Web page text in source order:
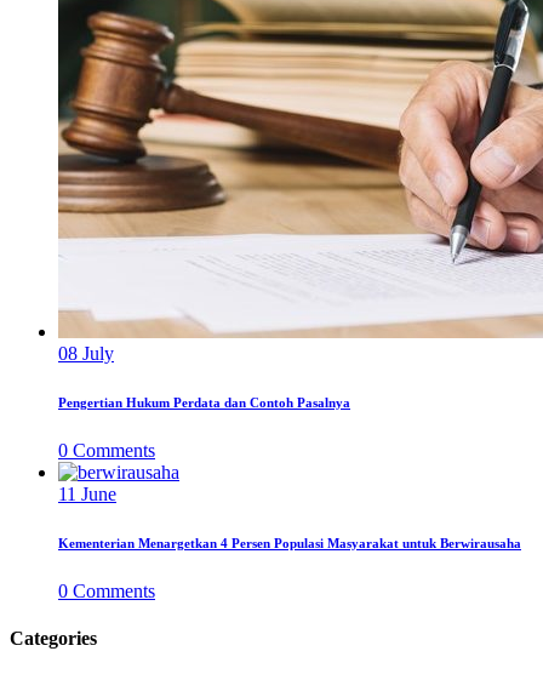
08 July
Pengertian Hukum Perdata dan Contoh Pasalnya
0 Comments
11 June
Kementerian Menargetkan 4 Persen Populasi Masyarakat untuk Berwirausaha
0 Comments
Categories